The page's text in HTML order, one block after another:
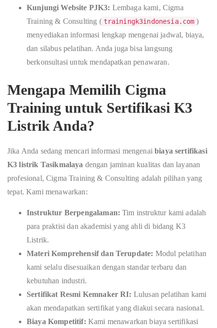
Kunjungi Website PJK3: Lembaga kami, Cigma
Training & Consulting ( trainingk3indonesia.com )
menyediakan informasi lengkap mengenai jadwal, biaya,
dan silabus pelatihan. Anda juga bisa langsung
berkonsultasi untuk mendapatkan penawaran.
Mengapa Memilih Cigma
Training untuk Sertifikasi K3
Listrik Anda?
Jika Anda sedang mencari informasi mengenaibiaya sertifikasi
K3 listrik Tasikmalaya dengan jaminan kualitas dan layanan
profesional, Cigma Training & Consulting adalah pilihan yang
tepat. Kami menawarkan:
Instruktur Berpengalaman: Tim instruktur kami adalah
para praktisi dan akademisi yang ahli di bidang K3
Listrik.
Materi Komprehensif dan Terupdate: Modul pelatihan
kami selalu disesuaikan dengan standar terbaru dan
kebutuhan industri.
Sertifikat Resmi Kemnaker RI: Lulusan pelatihan kami
akan mendapatkan sertifikat yang diakui secara nasional.
Biaya Kompetitif: Kami menawarkan biaya sertifikasi